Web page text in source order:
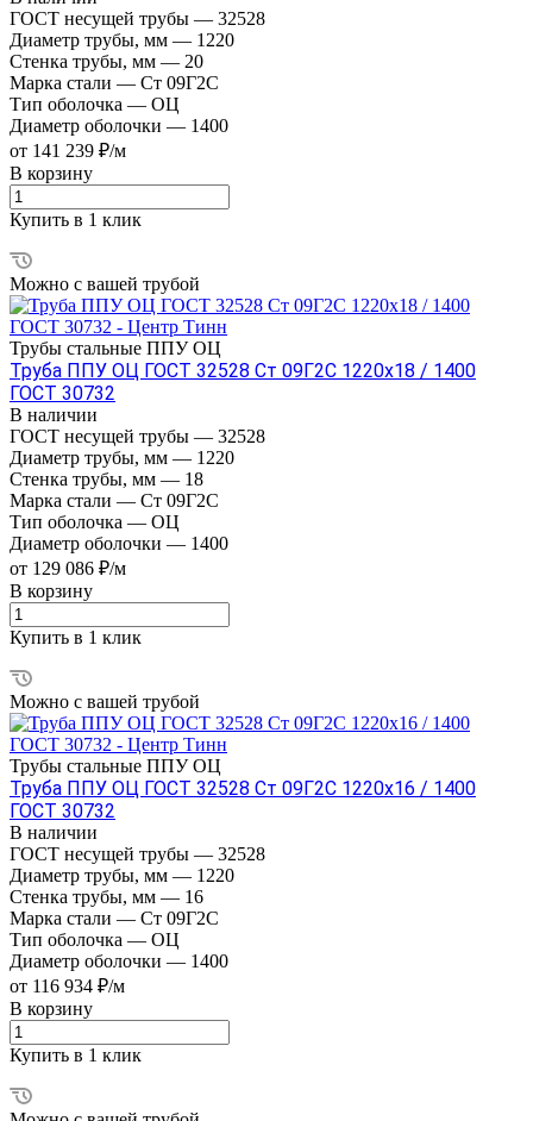
ГОСТ несущей трубы — 32528
Диаметр трубы, мм — 1220
Стенка трубы, мм — 20
Марка стали — Ст 09Г2С
Тип оболочка — ОЦ
Диаметр оболочки — 1400
от 141 239 ₽/м
В корзину
Купить в 1 клик
Можно с вашей трубой
Трубы стальные ППУ ОЦ
Труба ППУ ОЦ ГОСТ 32528 Ст 09Г2С 1220x18 / 1400
ГОСТ 30732
В наличии
ГОСТ несущей трубы — 32528
Диаметр трубы, мм — 1220
Стенка трубы, мм — 18
Марка стали — Ст 09Г2С
Тип оболочка — ОЦ
Диаметр оболочки — 1400
от 129 086 ₽/м
В корзину
Купить в 1 клик
Можно с вашей трубой
Трубы стальные ППУ ОЦ
Труба ППУ ОЦ ГОСТ 32528 Ст 09Г2С 1220x16 / 1400
ГОСТ 30732
В наличии
ГОСТ несущей трубы — 32528
Диаметр трубы, мм — 1220
Стенка трубы, мм — 16
Марка стали — Ст 09Г2С
Тип оболочка — ОЦ
Диаметр оболочки — 1400
от 116 934 ₽/м
В корзину
Купить в 1 клик